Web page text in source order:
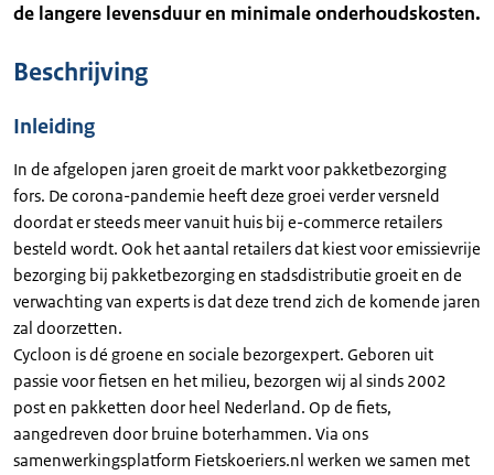
de langere levensduur en minimale onderhoudskosten.
Beschrijving
Inleiding
In de afgelopen jaren groeit de markt voor pakketbezorging
fors. De corona-pandemie heeft deze groei verder versneld
doordat er steeds meer vanuit huis bij e-commerce retailers
besteld wordt. Ook het aantal retailers dat kiest voor emissievrije
bezorging bij pakketbezorging en stadsdistributie groeit en de
verwachting van experts is dat deze trend zich de komende jaren
zal doorzetten.
Cycloon is dé groene en sociale bezorgexpert. Geboren uit
passie voor fietsen en het milieu, bezorgen wij al sinds 2002
post en pakketten door heel Nederland. Op de fiets,
aangedreven door bruine boterhammen. Via ons
samenwerkingsplatform Fietskoeriers.nl werken we samen met